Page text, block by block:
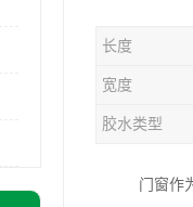
长度
宽度
胶水类型
门窗作